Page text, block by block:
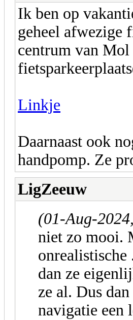
Ik ben op
geheel afwezige
centrum van Mol
Linkje
Daarnaast ook
handpomp. Ze
LigZeeuw
(01-Aug-
niet zo mooi.
dan ze
ze al. Dus
navigatie een